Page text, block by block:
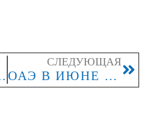
В НАЧАЛЕ ВЕСНЫ
СЛЕДУЮЩАЯ
ОАЭ В ИЮНЕ 2026: СТОИТ ЛИ ЛЕТЕТЬ В НАЧАЛЕ ЛЕТА И КУДА ИМЕННО